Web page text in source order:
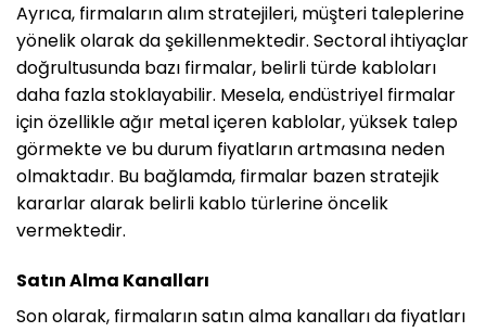
Ayrıca, firmaların alım stratejileri, müşteri taleplerine
yönelik olarak da şekillenmektedir. Sectoral ihtiyaçlar
doğrultusunda bazı firmalar, belirli türde kabloları
daha fazla stoklayabilir. Mesela, endüstriyel firmalar
için özellikle ağır metal içeren kablolar, yüksek talep
görmekte ve bu durum fiyatların artmasına neden
olmaktadır. Bu bağlamda, firmalar bazen stratejik
kararlar alarak belirli kablo türlerine öncelik
vermektedir.
Satın Alma Kanalları
Son olarak, firmaların satın alma kanalları da fiyatları